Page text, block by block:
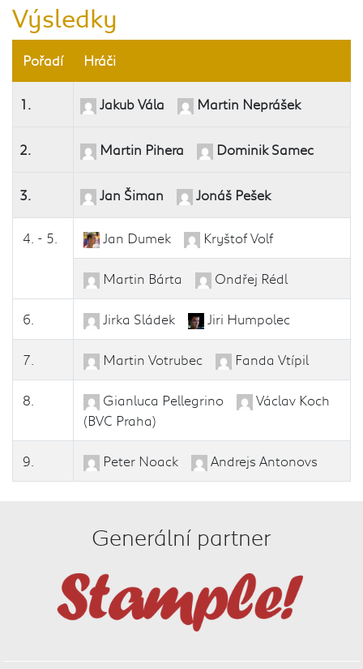
Výsledky
Pořadí Hráči
1. Jakub Vála Martin Neprášek
2. Martin Pihera Dominik Samec
3. Jan Šiman Jonáš Pešek
4. - 5. Jan Dumek Kryštof Volf
Martin Bárta Ondřej Rédl
6. Jirka Sládek Jiri Humpolec
7. Martin Votrubec Fanda Vtípil
8. Gianluca Pellegrino
Václav Koch
(BVC Praha)
9. Peter Noack Andrejs Antonovs
Generální partner